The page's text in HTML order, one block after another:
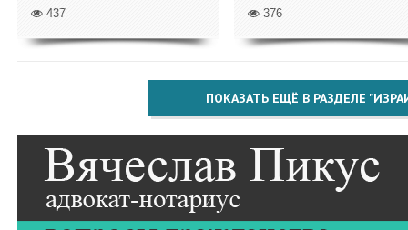
437 376
ПОКАЗАТЬ ЕЩЁ В РАЗДЕЛЕ